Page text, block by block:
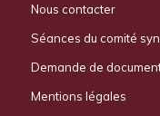
Nous contacter
Séances du comité
Demande de
Mentions légales